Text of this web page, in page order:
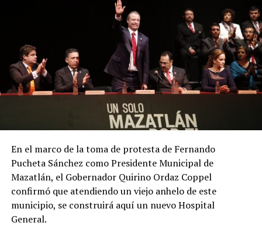
En el marco de la toma de protesta de Fernando
Pucheta Sánchez como Presidente Municipal de
Mazatlán, el Gobernador Quirino Ordaz Coppel
confirmó que atendiendo un viejo anhelo de este
municipio, se construirá aquí un nuevo Hospital
General.